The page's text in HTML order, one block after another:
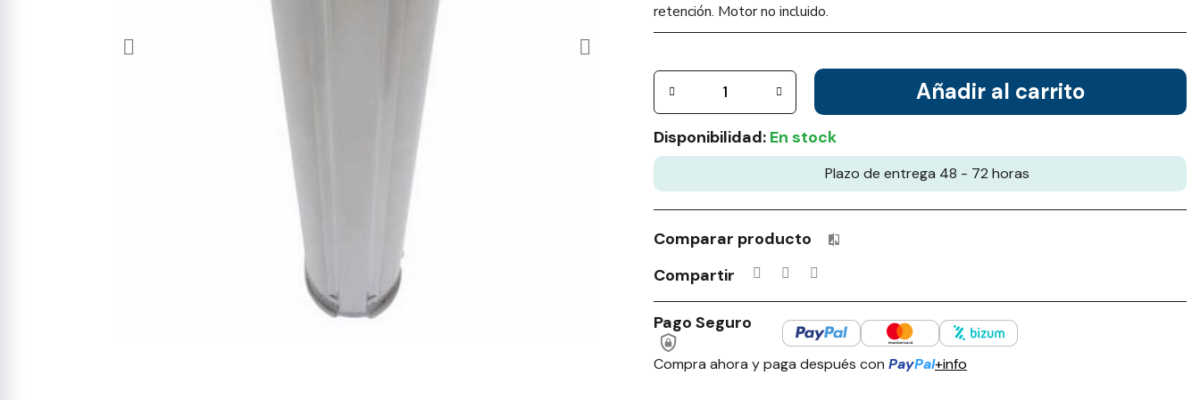
retención. Motor no incluido.
Añadir al carrito
Disponibilidad: En stock
Plazo de entrega 48 - 72 horas
Comparar producto Productos incluidos en tu lista de comparación: 0 / 4
Compartir
Pago Seguro
Compra ahora y paga después con PayPal+info